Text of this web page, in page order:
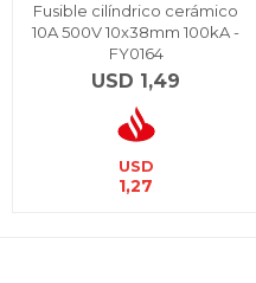
Fusible cilíndrico cerámico
10A 500V 10x38mm 100kA -
FY0164
USD 1,49
USD
1,27